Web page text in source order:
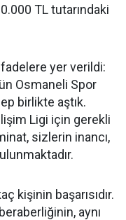
TL tutarındaki
yer verildi:
Osmaneli Spor
birlikte aştık.
Ligi için gerekli
sizlerin inancı,
kişinin başarısıdır.
aynı